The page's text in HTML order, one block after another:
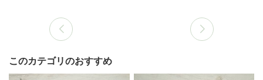
このカテゴリのおすすめ